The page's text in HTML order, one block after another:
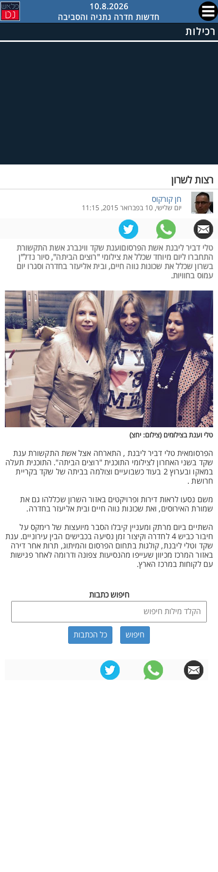
10.8.2026
חדשות חדרה נתניה והסביבה
רכילות
רצות לשרון
חן קורקוס
יום שלישי, 10 בפברואר 2015, 11:15
טלי דביר ליבנת אשת הפרסוםוענת שקד ווינברג אשת התקשורת
התחברו ליום מיוחד שכלל את צילומי "רוצים הביתה", סיור נדל"ן
בשרון שכלל את שכונות נווה חיים, ובית אליעזר בחדרה וסגרו יום
עמוס בחוויות.
טלי וענת בצילומים (צילום: יחצ)
הפרסומאית טלי דביר ליבנת , התארחה אצל אשת התקשורת ענת
שקד בשני האחרון לצילומי התוכנית "רוצים הביתה". התוכנית תעלה
במאקו ובערוץ 2 בעוד כשבועיים וצולמה בביתה של שקד בקריית
חרושת .
משם נסעו לראות דירות ופרויקטים באזור השרון שכללהו גם את
שמורת האירוסים, ואת שכונות נווה חיים ובית אליעזר בחדרה.
השתיים ביום מרתק ומעניין קיבלו הסבר מיועצות של רימקס על
חיבור כביש 4 לחדרה וקיצור זמן נסיעה בכבישים הבין עירוניים. ענת
שקד וטלי ליבנת, קולגות בתחום הפרסום והמיתוג, תרות אחר דירה
באזור המרכז מכיוון שעייפו מהנסיעות צפונה ודרומה לאחר פגישות
עם לקוחות במרכז הארץ.
חיפוש כתבות
כל הכתבות